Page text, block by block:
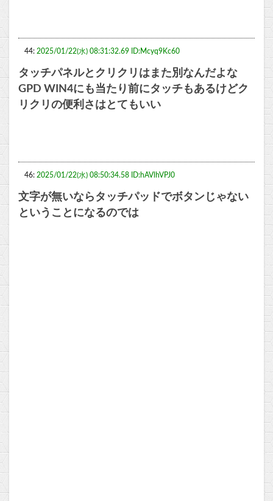
44: 2025/01/22(水) 08:31:32.69 ID:Mcyq9Kc60
タッチパネルとクリクリはまた別なんだよな
GPD WIN4にも当たり前にタッチもあるけどク
リクリの便利さはとてもいい
46: 2025/01/22(水) 08:50:34.58 ID:hAVlhVPJ0
文字が無いならタッチパッドでボタンじゃない
ということになるのでは